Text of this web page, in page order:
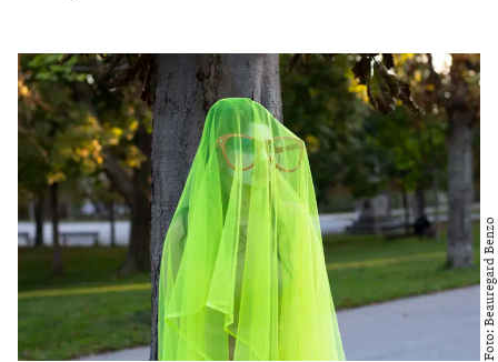
Foto: Beauregard Benzo